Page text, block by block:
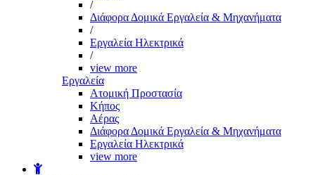
/
Διάφορα Δομικά Εργαλεία & Μηχανήματα
/
Εργαλεία Ηλεκτρικά
/
view more
Εργαλεία
Aτομική Προστασία
Kήπος
Αέρας
Διάφορα Δομικά Εργαλεία & Μηχανήματα
Εργαλεία Ηλεκτρικά
view more